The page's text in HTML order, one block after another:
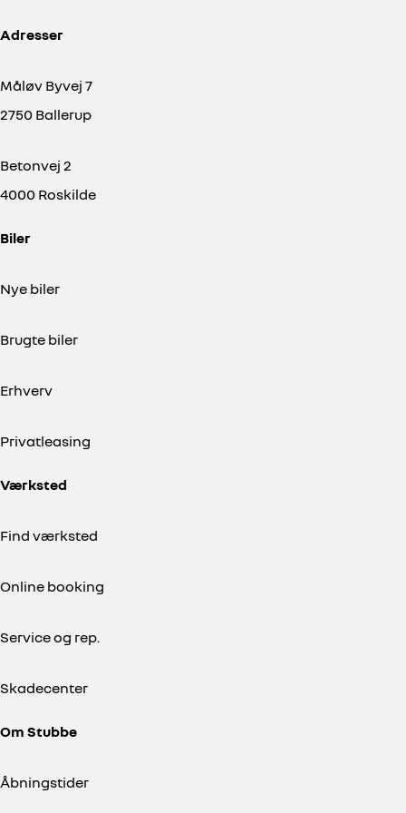
Adresser
Måløv Byvej 7
2750 Ballerup
Betonvej 2
4000 Roskilde
Biler
Nye biler
Brugte biler
Erhverv
Privatleasing
Værksted
Find værksted
Online booking
Service og rep.
Skadecenter
Om Stubbe
Åbningstider